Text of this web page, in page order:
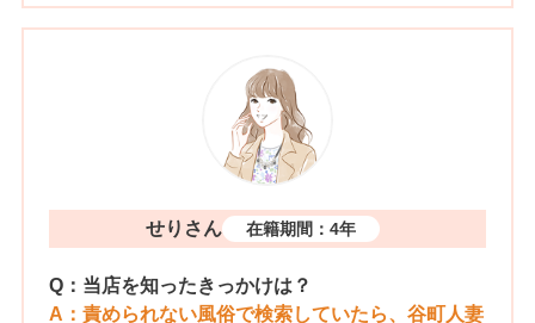
せりさん 在籍期間：4年
Q：当店を知ったきっかけは？
A：責められない風俗で検索していたら、谷町人妻